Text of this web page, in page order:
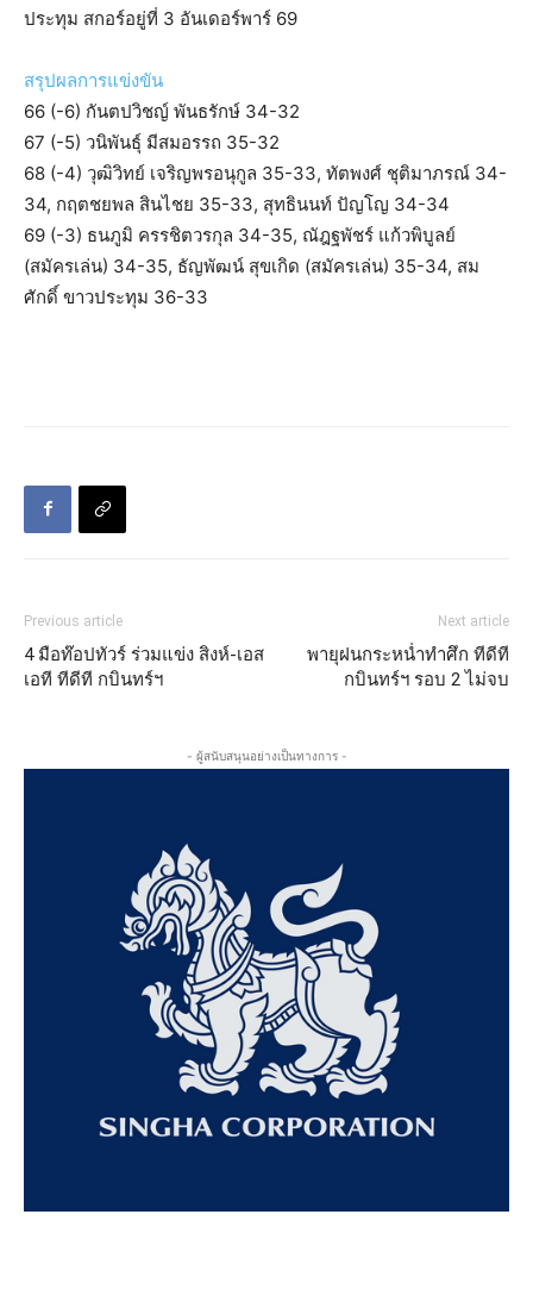
ประทุม สกอร์อยู่ที่ 3 อันเดอร์พาร์ 69
สรุปผลการแข่งขัน
66 (-6) กันตปวิชญ์ พันธรักษ์ 34-32
67 (-5) วนิพันธุ์ มีสมอรรถ 35-32
68 (-4) วุฒิวิทย์ เจริญพรอนุกูล 35-33, ทัตพงศ์ ชุติมาภรณ์ 34-
34, กฤตชยพล สินไชย 35-33, สุทธินนท์ ปัญโญ 34-34
69 (-3) ธนภูมิ ครรชิตวรกุล 34-35, ณัฎฐพัชร์ แก้วพิบูลย์
(สมัครเล่น) 34-35, ธัญพัฒน์ สุขเกิด (สมัครเล่น) 35-34, สม
ศักดิ์ ขาวประทุม 36-33
Previous article
4 มือท๊อปทัวร์ ร่วมแข่ง สิงห์-เอส
เอที ทีดีที กบินทร์ฯ
Next article
พายุฝนกระหน่ำทำศึก ทีดีที
กบินทร์ฯ รอบ 2 ไม่จบ
- ผู้สนับสนุนอย่างเป็นทางการ -